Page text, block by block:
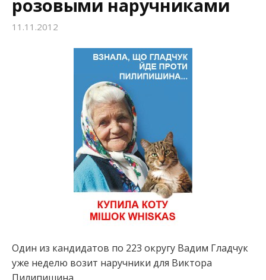
розовыми наручниками
11.11.2012
Один из кандидатов по 223 округу Вадим Гладчук
уже неделю возит наручники для Виктора